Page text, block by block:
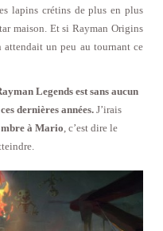
lapins crétins de plus en plus
maison. Et si Rayman Origins
attendait un peu au tournant ce
Legends est sans aucun
dernières années.J’irais
à Mario , c’est dire le